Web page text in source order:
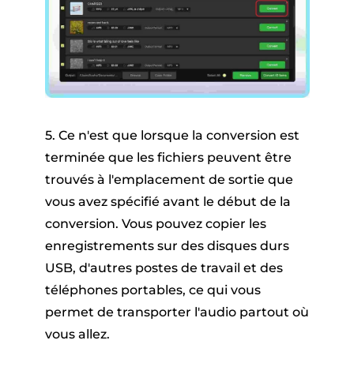
5. Ce n'est que lorsque la conversion est
terminée que les fichiers peuvent être
trouvés à l'emplacement de sortie que
vous avez spécifié avant le début de la
conversion. Vous pouvez copier les
enregistrements sur des disques durs
USB, d'autres postes de travail et des
téléphones portables, ce qui vous
permet de transporter l'audio partout où
vous allez.